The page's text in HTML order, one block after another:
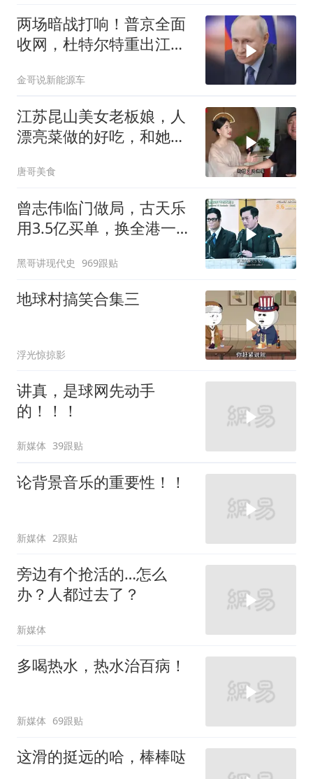
两场暗战打响！普京全面
收网，杜特尔特重出江
点，哪个先崩？
金哥说新能源车
江苏昆山美女老板娘，人
漂亮菜做的好吃，和她小
唐哥美食
曾志伟临门做局，古天乐
用3.5亿买单，换全港一声
黑哥讲现代史 969跟贴
地球村搞笑合集三
浮光惊掠影
讲真，是球网先动手
的！！！
新媒体 39跟贴
论背景音乐的重要性！！
新媒体 2跟贴
旁边有个抢活的…怎么
办？人都过去了？
新媒体
多喝热水，热水治百病！
新媒体 69跟贴
这滑的挺远的哈，棒棒哒